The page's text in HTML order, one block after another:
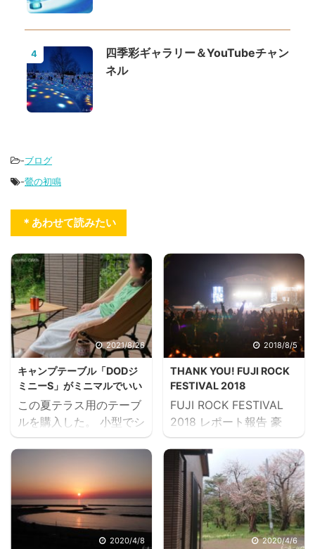
4
四季彩ギャラリー＆YouTubeチャン
ネル
-ブログ
-鶯の初鳴
＊あわせて読みたい
2021/8/26
キャンプテーブル「DODジ
ミニーS」がミニマルでいい
この夏テラス用のテーブ
ルを購入した。 小型でシ
ンプルなのが欲しかった
のチェア（スゴイッス）
に併せて同メーカーのキ
ャンプ用テーブル
「JIMINY TABLE（S）
ジミニーテーブル」を選
2018/8/5
THANK YOU! FUJI ROCK
FESTIVAL 2018
FUJI ROCK FESTIVAL
2018 レポート報告 豪
雨・酷暑と日本列島が大
変な状況にありますが皆
さんはお元気でいらっし
ゃいますか？ 皆さんと皆
さんの故郷がお元気であ
ります様に。 そして皆さ
んが一日も早くお元気を
2020/4/8 2020/4/6